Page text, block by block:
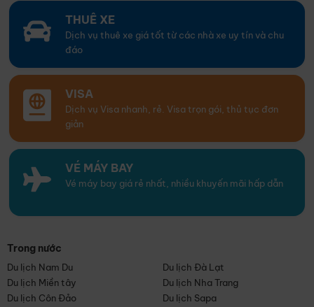
THUÊ XE
Dịch vụ thuê xe giá tốt từ các nhà xe uy tín và chu
đáo
VISA
Dịch vụ Visa nhanh, rẻ. Visa trọn gói, thủ tục đơn
giản
VÉ MÁY BAY
Vé máy bay giá rẻ nhất, nhiều khuyến mãi hấp dẫn
Trong nước
Du lịch Nam Du
Du lịch Đà Lạt
Du lịch Miền tây
Du lịch Nha Trang
Du lịch Côn Đảo
Du lịch Sapa